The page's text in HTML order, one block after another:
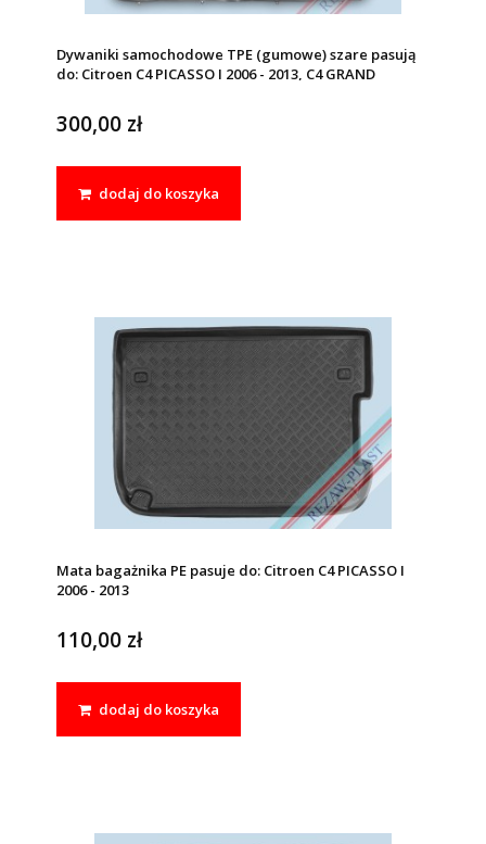
Dywaniki samochodowe TPE (gumowe) szare pasują
do: Citroen C4 PICASSO I 2006 - 2013, C4 GRAND
300,00 zł
dodaj do koszyka
Mata bagażnika PE pasuje do: Citroen C4 PICASSO I
2006 - 2013
110,00 zł
dodaj do koszyka